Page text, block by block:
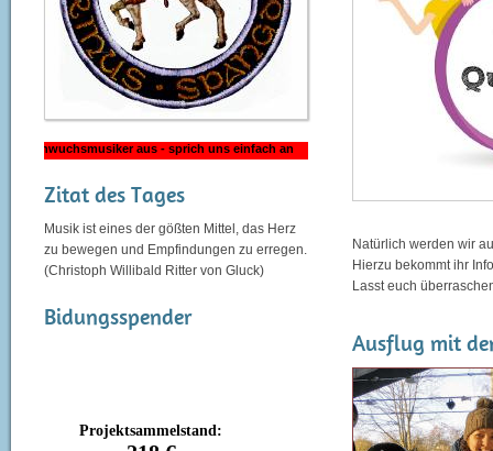
Natürlich werden wir
Hierzu bekommt ihr
Lasst euch
Ausflug mit
Zitat des Tages
Musik ist eines der gößten Mittel, das Herz
zu bewegen und Empfindungen zu erregen.
(Christoph Willibald Ritter von Gluck)
Bidungsspender